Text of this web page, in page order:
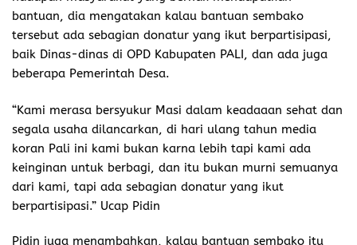
bantuan, dia mengatakan kalau bantuan sembako
tersebut ada sebagian donatur yang ikut berpartisipasi,
baik Dinas-dinas di OPD Kabupaten PALI, dan ada juga
beberapa Pemerintah Desa.
“Kami merasa bersyukur Masi dalam keadaaan sehat dan
segala usaha dilancarkan, di hari ulang tahun media
koran Pali ini kami bukan karna lebih tapi kami ada
keinginan untuk berbagi, dan itu bukan murni semuanya
dari kami, tapi ada sebagian donatur yang ikut
berpartisipasi.” Ucap Pidin
Pidin juga menambahkan, kalau bantuan sembako itu